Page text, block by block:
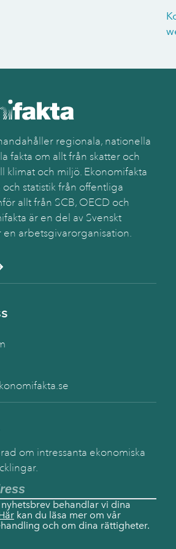
regionala, nationella
fakta om allt från skatter och
klimat och miljö. Ekonomifakta
statistik från offentliga
allt från SCB, OECD och
är en del av Svenskt
en arbetsgivarorganisation.
om intressanta ekonomiska
behandlar vi dina
kan du läsa mer om vår
och om dina rättigheter.